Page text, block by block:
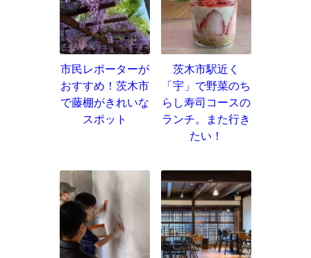
市民レポーターが
おすすめ！茨木市
で藤棚がきれいな
スポット
茨木市駅近く
「宇」で野菜のち
らし寿司コースの
ランチ。また行き
たい！